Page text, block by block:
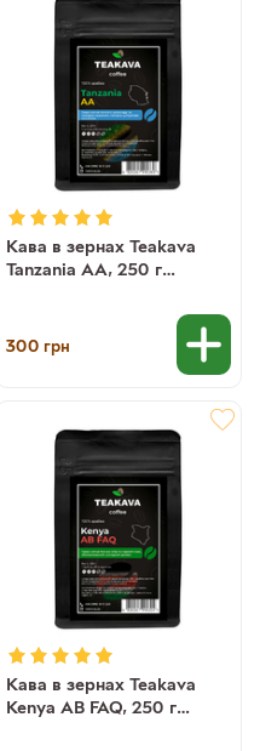
Кава в зернах Teakava
Tanzania AA, 250 г
300 грн
Кава в зернах Teakava
Kenya AB FAQ, 250 г